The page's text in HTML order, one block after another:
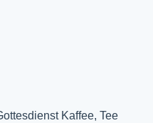
Kaffee, Tee